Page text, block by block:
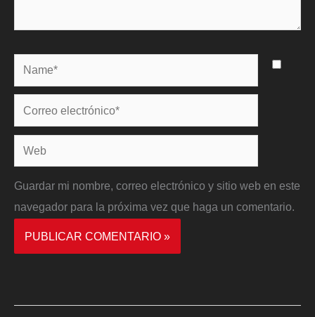
Name*
Correo
electrónico*
Web
Guardar mi nombre, correo electrónico y sitio web en este
navegador para la próxima vez que haga un comentario.